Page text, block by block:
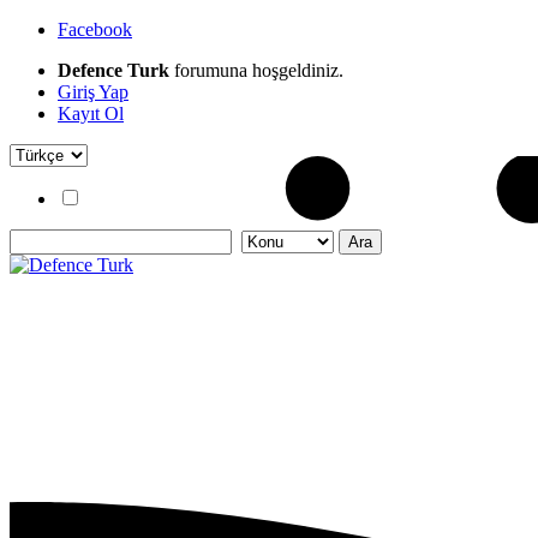
Facebook
Defence Turk forumuna hoşgeldiniz.
Giriş Yap
Kayıt Ol